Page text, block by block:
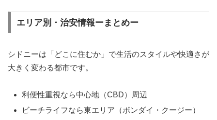
エリア別・治安情報ーまとめー
シドニーは「どこに住むか」で生活のスタイルや快適さが
大きく変わる都市です。
利便性重視なら中心地（CBD）周辺
ビーチライフなら東エリア（ボンダイ・クージー）